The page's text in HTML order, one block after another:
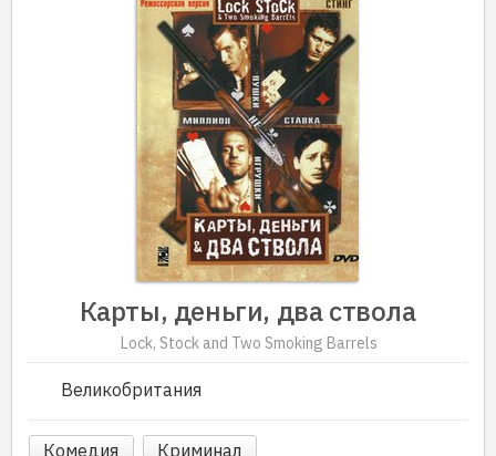
Карты, деньги, два ствола
Lock, Stock and Two Smoking Barrels
Великобритания
Комедия Криминал